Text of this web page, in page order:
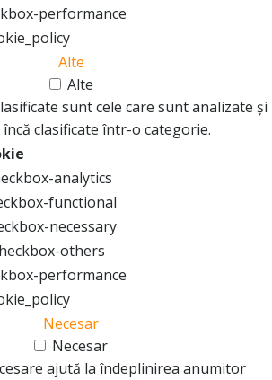
performance
Alte
Alte
sunt cele care sunt analizate și
clasificate într-o categorie.
analytics
functional
necessary
others
performance
Necesar
Necesar
ajută la îndeplinirea anumitor